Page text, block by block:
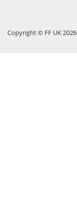
Copyright © FF UK 2026